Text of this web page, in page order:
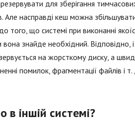
для зберігання
Але насправді кеш можна
того, що системі при виконанні
знайде необхідний. Відповідно, і
на жорсткому диску, а
помилок, фрагментації файлів і т.
іншій системі?